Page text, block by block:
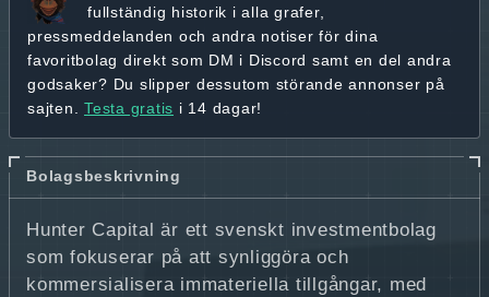
fullständig historik i alla grafer,
pressmeddelanden och andra notiser för dina
favoritbolag direkt som DM i Discord samt en del andra
godsaker? Du slipper dessutom störande annonser på
sajten. Testa gratis i 14 dagar!
Bolagsbeskrivning
Hunter Capital är ett svenskt investmentbolag
som fokuserar på att synliggöra och
kommersialisera immateriella tillgångar, med